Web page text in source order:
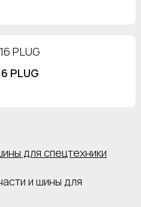
PLUG
и шины для